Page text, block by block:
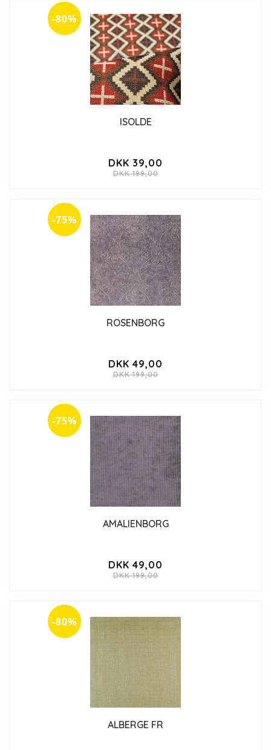
-80%
ISOLDE
DKK 39,00
DKK 199,00
-75%
ROSENBORG
DKK 49,00
DKK 199,00
-75%
AMALIENBORG
DKK 49,00
DKK 199,00
-80%
ALBERGE FR